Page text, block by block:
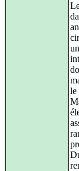
le